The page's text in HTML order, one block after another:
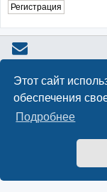
Этот сайт
обеспечения
Подробнее
Регистрация